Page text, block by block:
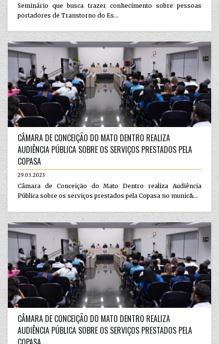
Seminário que busca trazer conhecimento sobre pessoas
portadores de Transtorno do Es...
CÂMARA DE CONCEIÇÃO DO MATO DENTRO REALIZA
AUDIÊNCIA PÚBLICA SOBRE OS SERVIÇOS PRESTADOS PELA
COPASA
29.03.2023
Câmara de Conceição do Mato Dentro realiza Audiência
Pública sobre os serviços prestados pela Copasa no munic&...
CÂMARA DE CONCEIÇÃO DO MATO DENTRO REALIZA
AUDIÊNCIA PÚBLICA SOBRE OS SERVIÇOS PRESTADOS PELA